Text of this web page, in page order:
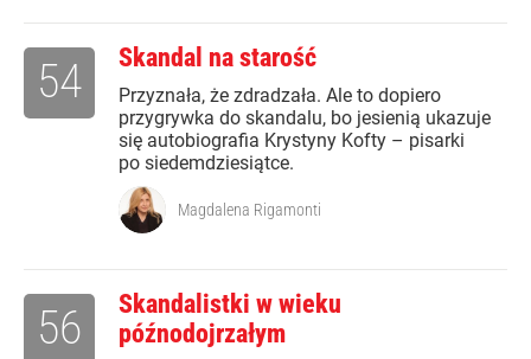
Skandal na starość
Przyznała, że zdradzała. Ale to dopiero
przygrywka do skandalu, bo jesienią ukazuje
się autobiografia Krystyny Kofty – pisarki
po siedemdziesiątce.
54
Magdalena Rigamonti
Skandalistki w wieku
późnodojrzałym
56